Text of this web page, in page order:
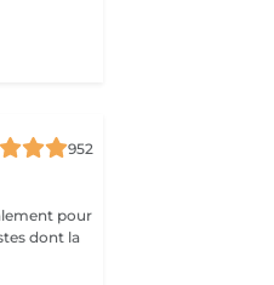
952
pour
dont la